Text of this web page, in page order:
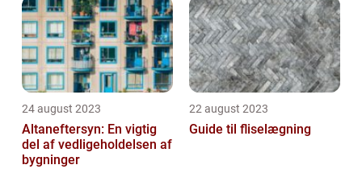
24 august 2023
Altaneftersyn: En vigtig
del af vedligeholdelsen af
bygninger
22 august 2023
Guide til fliselægning